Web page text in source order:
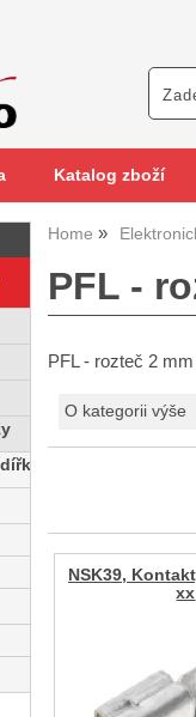
Katalog zboží
Home
PFL -
PFL - rozteč 2 mm
O kategorii výše
NSK39,
xx